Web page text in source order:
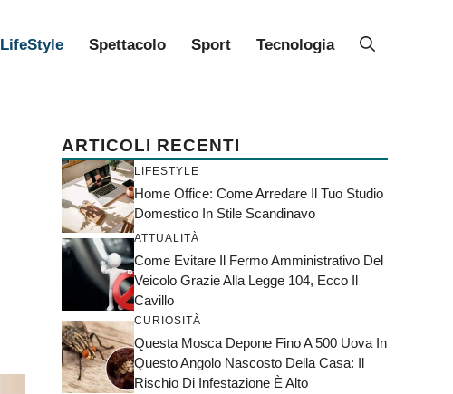
LifeStyle Spettacolo Sport Tecnologia
ARTICOLI RECENTI
LIFESTYLE
Home Office: Come Arredare Il Tuo Studio
Domestico In Stile Scandinavo
ATTUALITÀ
Come Evitare Il Fermo Amministrativo Del
Veicolo Grazie Alla Legge 104, Ecco Il
Cavillo
CURIOSITÀ
Questa Mosca Depone Fino A 500 Uova In
Questo Angolo Nascosto Della Casa: Il
Rischio Di Infestazione È Alto